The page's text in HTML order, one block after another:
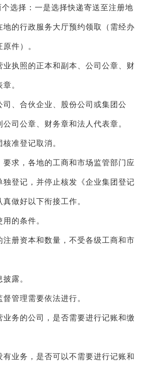
选择：一是选择快递寄送至注册地
地的行政服务大厅预约领取（需经办
件）。
业执照的正本和副本、公司公章、财
。
司、合伙企业、股份公司或集团公
司公章、财务章和法人代表章。
准登记取消。
要求，各地的工商和市场监管部门应
独登记，并停止核发《企业集团登记
做好以下衔接工作。
的条件。
注册资本和数量，不受各级工商和市
露。
管理需要依法进行。
业务的公司，是否需要进行记账和缴
有业务，是否可以不需要进行记账和